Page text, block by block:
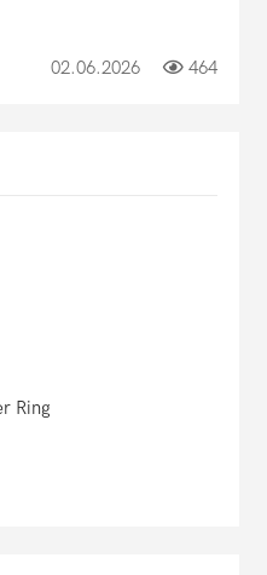
02.06.2026 464
Ring